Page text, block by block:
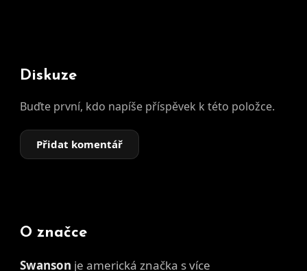
Diskuze
Buďte první, kdo napíše příspěvek k této položce.
Přidat komentář
O značce
Swanson je americká značka svíce